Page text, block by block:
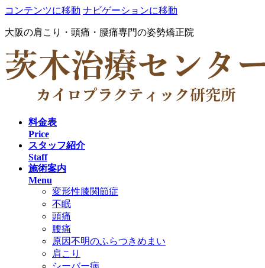
コンテンツに移動 ナビゲーションに移動
大阪の肩こり・頭痛・腰痛専門の姿勢矯正院
料金表
Price
スタッフ紹介
Staff
施術案内
Menu
変形性膝関節症
不眠
頭痛
腰痛
原因不明のふらつきめまい
肩こり
シーバー病